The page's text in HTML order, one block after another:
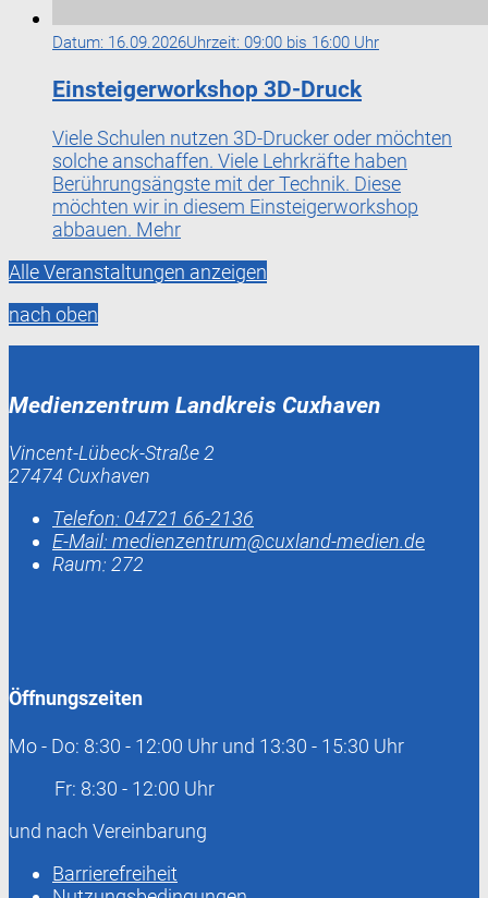
Datum: 16.09.2026Uhrzeit: 09:00 bis 16:00 Uhr
Einsteigerworkshop 3D-Druck
Viele Schulen nutzen 3D-Drucker oder möchten
solche anschaffen. Viele Lehrkräfte haben
Berührungsängste mit der Technik. Diese
möchten wir in diesem Einsteigerworkshop
abbauen. Mehr
Alle Veranstaltungen anzeigen
nach oben
Medienzentrum Landkreis Cuxhaven
Vincent-Lübeck-Straße 2
27474 Cuxhaven
Telefon: 04721 66-2136
E-Mail: medienzentrum@cuxland-medien.de
Raum: 272
Öffnungszeiten
Mo - Do: 8:30 - 12:00 Uhr und 13:30 - 15:30 Uhr
Fr: 8:30 - 12:00 Uhr
und nach Vereinbarung
Barrierefreiheit